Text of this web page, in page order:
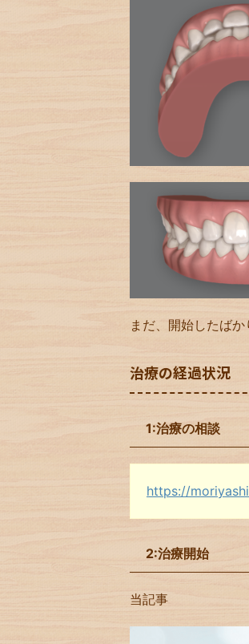
まだ、開始したば
治療の経過状況
1:治療の相談
https://
2:治療開始
当記事